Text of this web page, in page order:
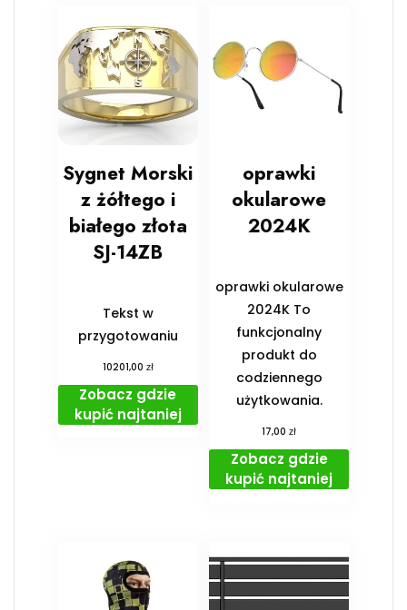
Sygnet Morski
z żółtego i
białego złota
SJ-14ZB
Tekst w
przygotowaniu
10201,00 zł
Zobacz gdzie
kupić najtaniej
oprawki
okularowe
2024K
oprawki okularowe
2024K To
funkcjonalny
produkt do
codziennego
użytkowania.
17,00zł
Zobacz gdzie
kupić najtaniej